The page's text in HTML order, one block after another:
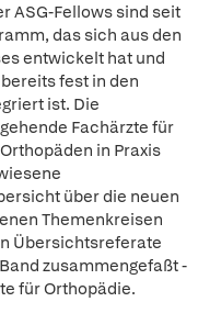
ASG-Fellows sind seit
das sich aus den
entwickelt hat und
fest in den
ist. Die
Fachärzte für
in Praxis
über die neuen
Themenkreisen
Übersichtsreferate
zusammengefaßt -
für Orthopädie.